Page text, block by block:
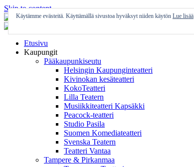
Skip to content
Etusivu
Kaupungit
Pääkaupunkiseutu
Helsingin Kaupunginteatteri
Kivinokan kesäteatteri
KokoTeatteri
Lilla Teatern
Musiikkiteatteri Kapsäkki
Peacock-teatteri
Studio Pasila
Suomen Komediateatteri
Svenska Teatern
Teatteri Vantaa
Tampere & Pirkanmaa
Käytämme evästeitä. Käyttämällä sivustoa hyväksyt niiden käytön Lue lisää